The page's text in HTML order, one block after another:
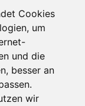
Cookies
um
und die
besser an
wir